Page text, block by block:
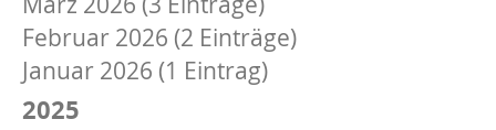
Februar 2026 (2 Einträge)
Januar 2026 (1 Eintrag)
2025